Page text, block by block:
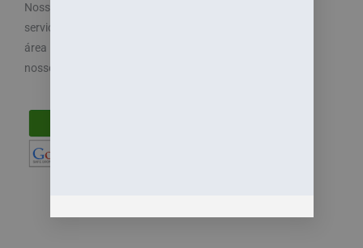
Nosso objetivo é cuidar dos seus direitos e oferecemos
serviços especializados e diferenciados atendendo a
área trabalhista do direito. Por isso, disponibilizamos
nossos serviços de maneira fácil e acessível.